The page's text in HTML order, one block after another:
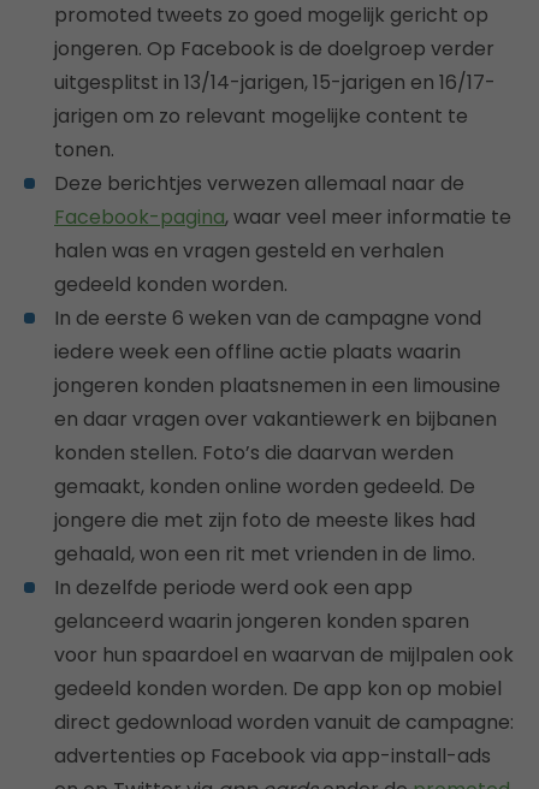
promoted tweets zo goed mogelijk gericht op
jongeren. Op Facebook is de doelgroep verder
uitgesplitst in 13/14-jarigen, 15-jarigen en 16/17-
jarigen om zo relevant mogelijke content te
tonen.
Deze berichtjes verwezen allemaal naar de
Facebook-pagina, waar veel meer informatie te
halen was en vragen gesteld en verhalen
gedeeld konden worden.
In de eerste 6 weken van de campagne vond
iedere week een offline actie plaats waarin
jongeren konden plaatsnemen in een limousine
en daar vragen over vakantiewerk en bijbanen
konden stellen. Foto’s die daarvan werden
gemaakt, konden online worden gedeeld. De
jongere die met zijn foto de meeste likes had
gehaald, won een rit met vrienden in de limo.
In dezelfde periode werd ook een app
gelanceerd waarin jongeren konden sparen
voor hun spaardoel en waarvan de mijlpalen ook
gedeeld konden worden. De app kon op mobiel
direct gedownload worden vanuit de campagne:
advertenties op Facebook via app-install-ads